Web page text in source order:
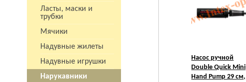
Ласты, маски и
трубки
Мячики
Надувные жилеты
Надувные игрушки
Нарукавники
Насос ручной
Double Quick Mini
Hand Pump 29 см,